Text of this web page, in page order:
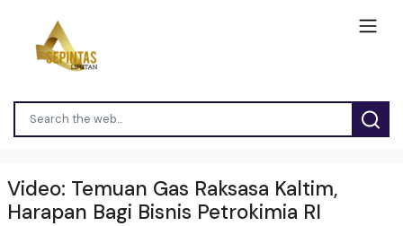
Video: Temuan Gas Raksasa Kaltim,
Harapan Bagi Bisnis Petrokimia RI